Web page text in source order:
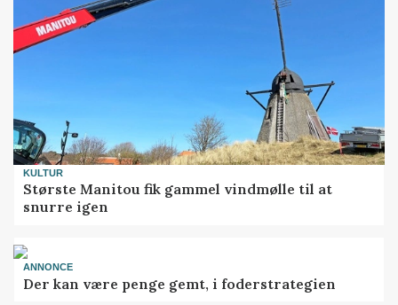
KULTUR
Største Manitou fik gammel vindmølle til at
snurre igen
ANNONCE
Der kan være penge gemt, i foderstrategien